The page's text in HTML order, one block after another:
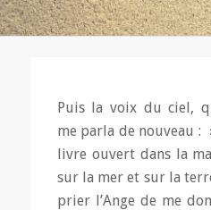
Puis la voix du ciel,
me parla de nouveau
livre ouvert dans la
sur la mer et sur la
prier l’Ange de me